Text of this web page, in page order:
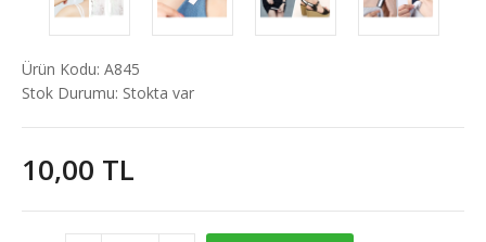
Ürün Kodu: A845
Stok Durumu: Stokta var
10,00 TL